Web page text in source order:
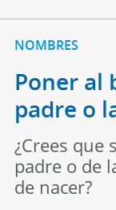
NOMBRES
Poner al
padre o
¿Crees que
padre o de
de nacer?